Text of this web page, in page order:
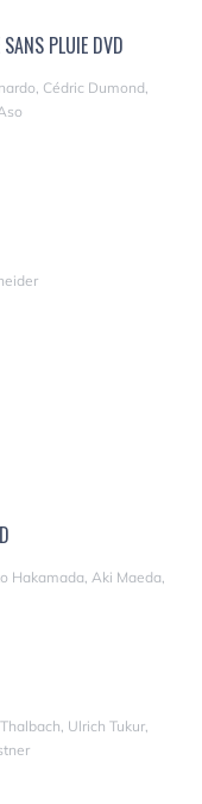
PLUIE DVD
Cédric Dumond,
Hakamada, Aki Maeda,
Ulrich Tukur,